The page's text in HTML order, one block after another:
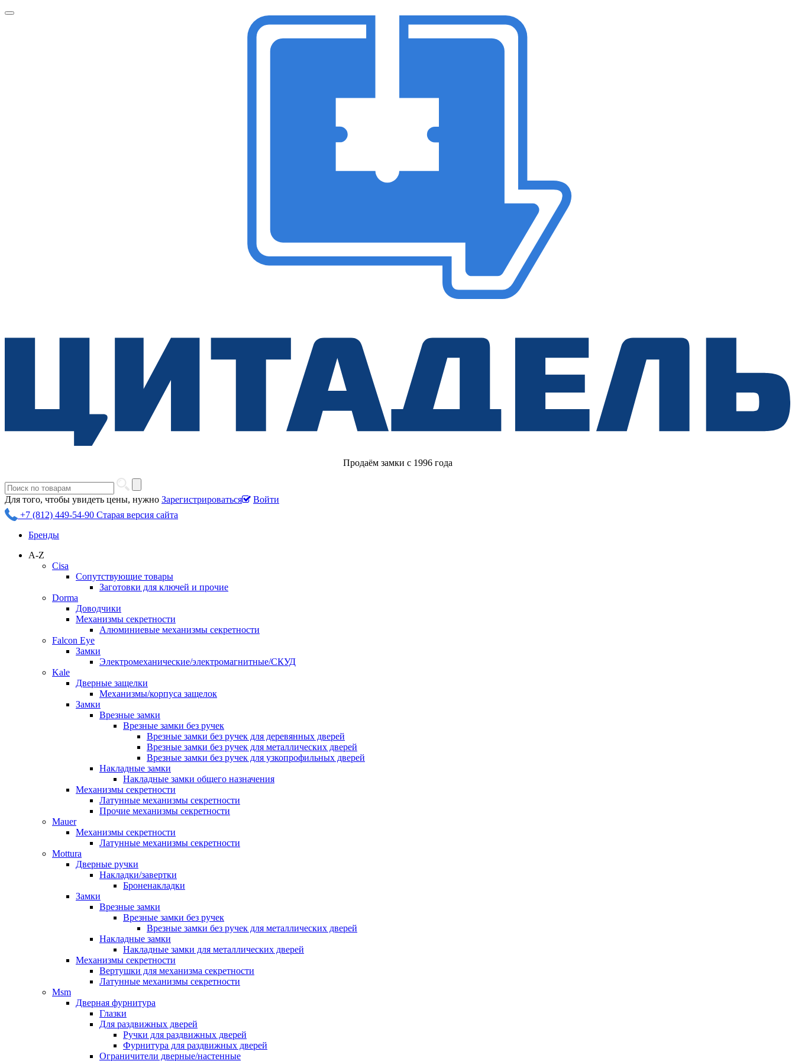
Продаём замки с 1996 года
Для того, чтобы увидеть цены, нужно Зарегистрироваться
Войти
+7 (812) 449-54-90 Старая версия сайта
Бренды
A-Z
Cisa
Сопутствующие товары
Заготовки для ключей и прочие
Dorma
Доводчики
Механизмы секретности
Алюминиевые механизмы секретности
Falcon Eye
Замки
Электромеханические/электромагнитные/СКУД
Kale
Дверные защелки
Механизмы/корпуса защелок
Замки
Врезные замки
Врезные замки без ручек
Врезные замки без ручек для деревянных дверей
Врезные замки без ручек для металлических дверей
Врезные замки без ручек для узкопрофильных дверей
Накладные замки
Накладные замки общего назначения
Механизмы секретности
Латунные механизмы секретности
Прочие механизмы секретности
Mauer
Механизмы секретности
Латунные механизмы секретности
Mottura
Дверные ручки
Накладки/завертки
Броненакладки
Замки
Врезные замки
Врезные замки без ручек
Врезные замки без ручек для металлических дверей
Накладные замки
Накладные замки для металлических дверей
Механизмы секретности
Вертушки для механизма секретности
Латунные механизмы секретности
Msm
Дверная фурнитура
Глазки
Для раздвижных дверей
Ручки для раздвижных дверей
Фурнитура для раздвижных дверей
Ограничители дверные/настенные